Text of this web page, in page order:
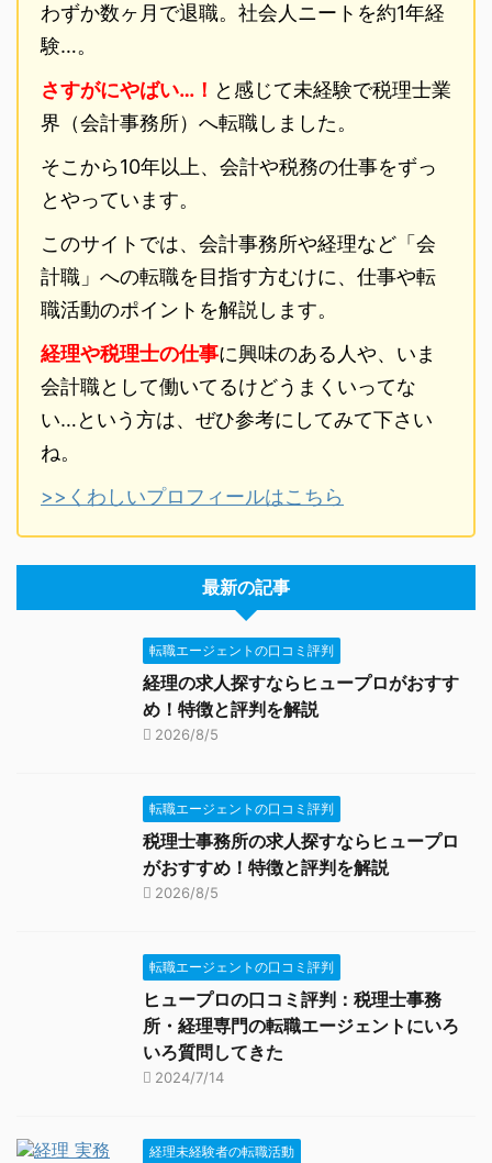
わずか数ヶ月で退職。社会人ニートを約1年経
験…。
さすがにやばい…！ と感じて未経験で税理士業
界（会計事務所）へ転職しました。
そこから10年以上、会計や税務の仕事をずっ
とやっています。
このサイトでは、会計事務所や経理など「会
計職」への転職を目指す方むけに、仕事や転
職活動のポイントを解説します。
経理や税理士の仕事に興味のある人や、いま
会計職として働いてるけどうまくいってな
い…という方は、ぜひ参考にしてみて下さい
ね。
>>くわしいプロフィールはこちら
最新の記事
転職エージェントの口コミ評判
経理の求人探すならヒュープロがおすす
め！特徴と評判を解説
2026/8/5
転職エージェントの口コミ評判
税理士事務所の求人探すならヒュープロ
がおすすめ！特徴と評判を解説
2026/8/5
転職エージェントの口コミ評判
ヒュープロの口コミ評判：税理士事務
所・経理専門の転職エージェントにいろ
いろ質問してきた
2024/7/14
経理未経験者の転職活動